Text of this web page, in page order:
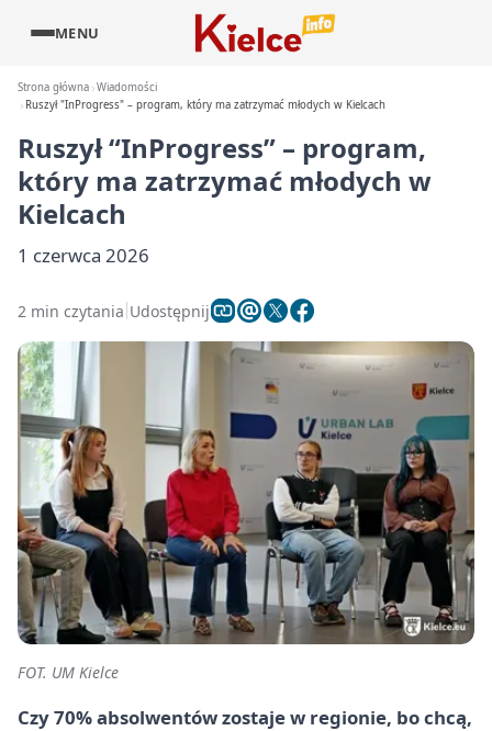
MENU
Strona główna Wiadomości
Ruszył "InProgress" – program, który ma zatrzymać młodych w Kielcach
Ruszył “InProgress” – program,
który ma zatrzymać młodych w
Kielcach
1 czerwca 2026
2 min czytania Udostępnij
FOT. UM Kielce
Czy 70% absolwentów zostaje w regionie, bo chcą,